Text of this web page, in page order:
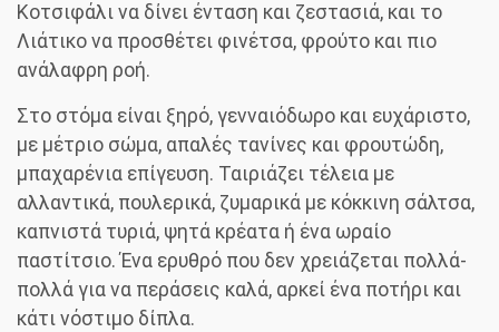
Κοτσιφάλι να δίνει ένταση και ζεστασιά, και το
Λιάτικο να προσθέτει φινέτσα, φρούτο και πιο
ανάλαφρη ροή.
Στο στόμα είναι ξηρό, γενναιόδωρο και ευχάριστο,
με μέτριο σώμα, απαλές τανίνες και φρουτώδη,
μπαχαρένια επίγευση. Ταιριάζει τέλεια με
αλλαντικά, πουλερικά, ζυμαρικά με κόκκινη σάλτσα,
καπνιστά τυριά, ψητά κρέατα ή ένα ωραίο
παστίτσιο. Ένα ερυθρό που δεν χρειάζεται πολλά-
πολλά για να περάσεις καλά, αρκεί ένα ποτήρι και
κάτι νόστιμο δίπλα.